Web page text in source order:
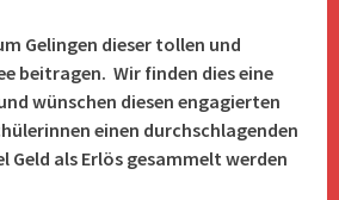
Gelingen dieser tollen und
beitragen. Wir finden dies eine
wünschen diesen engagierten
einen durchschlagenden
Geld als Erlös gesammelt werden